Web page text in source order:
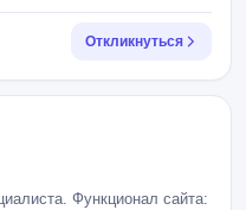
Откликнуться
Функционал сайта: